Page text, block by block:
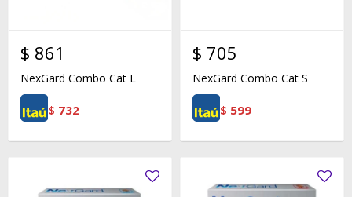
$ 861
NexGard Combo Cat L
$ 732
$ 705
NexGard Combo Cat S
$ 599